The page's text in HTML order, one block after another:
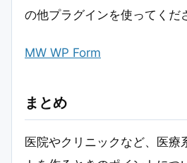
の他プラグインを使ってくだ
MW WP Form
まとめ
医院やクリニックなど、医療